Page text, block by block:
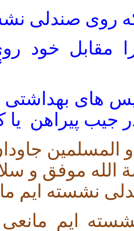
جیب پیراهن
نشسته ایم